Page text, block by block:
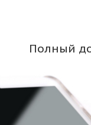
Полный